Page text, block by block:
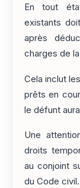
En tout
existants
après
charges de
Cela inclut
prêts en
le défunt
Une
droits
au conjoint
du Code civil.